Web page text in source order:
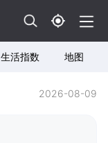
生活指数 地图
2026-08-09